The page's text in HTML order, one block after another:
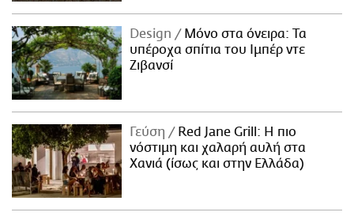
Design
Μόνο στα όνειρα: Τα
υπέροχα σπίτια του Ιμπέρ ντε
Ζιβανσί
Γεύση
Red Jane Grill: Η πιο
νόστιμη και χαλαρή αυλή στα
Χανιά (ίσως και στην Ελλάδα)